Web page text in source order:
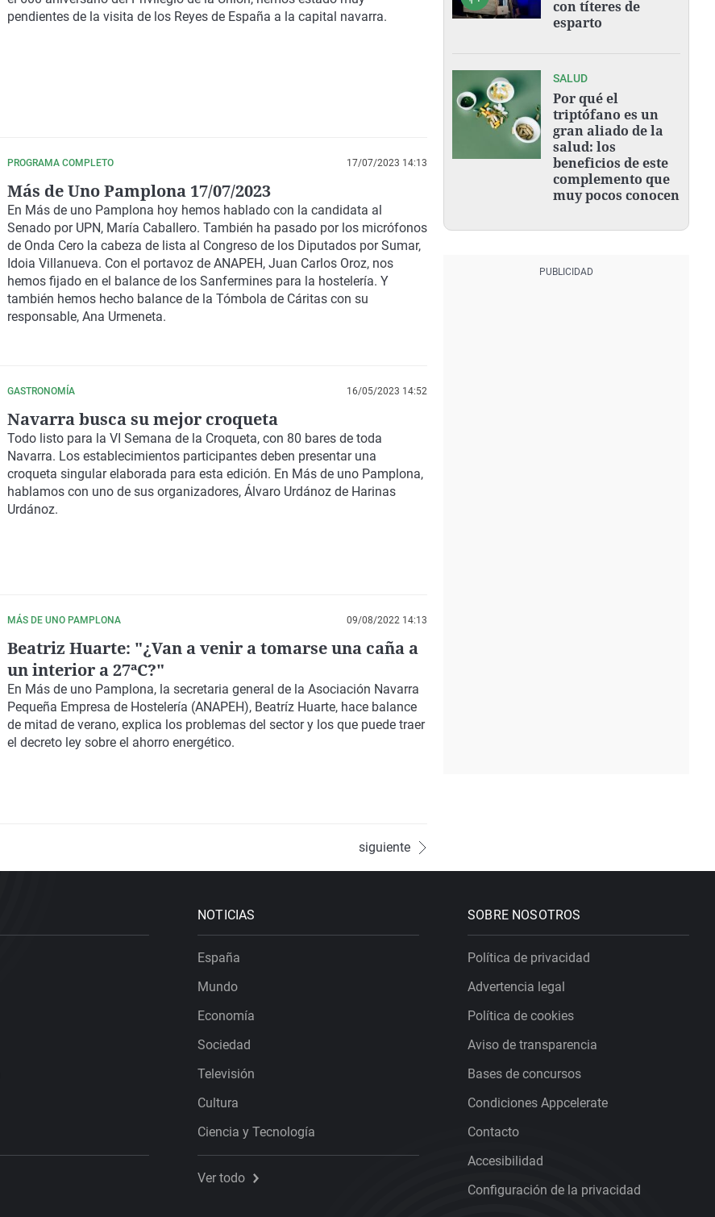
pendientes de la visita de los Reyes de España a la capital navarra.
PROGRAMA COMPLETO 17/07/2023 14:13
Más de Uno Pamplona 17/07/2023
En Más de uno Pamplona hoy hemos hablado con la candidata al
Senado por UPN, María Caballero. También ha pasado por los micrófonos
de Onda Cero la cabeza de lista al Congreso de los Diputados por Sumar,
Idoia Villanueva. Con el portavoz de ANAPEH, Juan Carlos Oroz, nos
hemos fijado en el balance de los Sanfermines para la hostelería. Y
también hemos hecho balance de la Tómbola de Cáritas con su
responsable, Ana Urmeneta.
GASTRONOMÍA 16/05/2023 14:52
Navarra busca su mejor croqueta
Todo listo para la VI Semana de la Croqueta, con 80 bares de toda
Navarra. Los establecimientos participantes deben presentar una
croqueta singular elaborada para esta edición. En Más de uno Pamplona,
hablamos con uno de sus organizadores, Álvaro Urdánoz de Harinas
Urdánoz.
MÁS DE UNO PAMPLONA 09/08/2022 14:13
Beatriz Huarte: "¿Van a venir a tomarse una caña a
un interior a 27ªC?"
En Más de uno Pamplona, la secretaria general de la Asociación Navarra
Pequeña Empresa de Hostelería (ANAPEH), Beatríz Huarte, hace balance
de mitad de verano, explica los problemas del sector y los que puede traer
el decreto ley sobre el ahorro energético.
siguiente
con títeres de
esparto
SALUD
Por qué el
triptófano es un
gran aliado de la
salud: los
beneficios de este
complemento que
muy pocos conocen
NOTICIAS
España
Mundo
Economía
Sociedad
Televisión
Cultura
Ciencia y Tecnología
Ver todo
SOBRE NOSOTROS
Política de privacidad
Advertencia legal
Política de cookies
Aviso de transparencia
Bases de concursos
Condiciones Appcelerate
Contacto
Accesibilidad
Configuración de la privacidad